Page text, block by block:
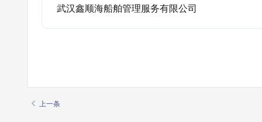
武汉鑫顺海船舶管理服务有限公司
上一条